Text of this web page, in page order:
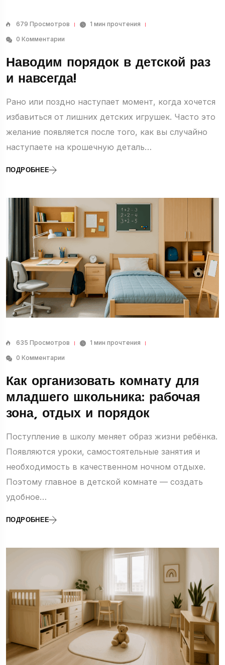
679 Просмотров
1 мин прочтения
0 Комментарии
Наводим порядок в детской раз
и навсегда!
Рано или поздно наступает момент, когда хочется
избавиться от лишних детских игрушек. Часто это
желание появляется после того, как вы случайно
наступаете на крошечную деталь…
ПОДРОБНЕЕ
635 Просмотров
1 мин прочтения
0 Комментарии
Как организовать комнату для
младшего школьника: рабочая
зона, отдых и порядок
Поступление в школу меняет образ жизни ребёнка.
Появляются уроки, самостоятельные занятия и
необходимость в качественном ночном отдыхе.
Поэтому главное в детской комнате — создать
удобное…
ПОДРОБНЕЕ